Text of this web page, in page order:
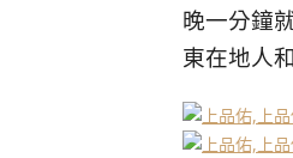
晚一分鐘
東在地人